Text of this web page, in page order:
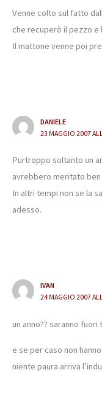
Venne colto sul fatto
che recuperò il pezzo e
Il mattone venne poi
DANIELE
23 MAGGIO 2007
Purtroppo soltanto un
avrebbero meritato
In altri tempi non se la
adesso.
IVAN
24 MAGGIO 2007
un anno?? saranno fuori
e se per caso non
niente paura arriva